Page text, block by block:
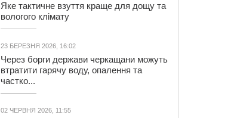
Яке тактичне взуття краще для дощу та
вологого клімату
23 БЕРЕЗНЯ 2026, 16:02
Через борги держави черкащани можуть
втратити гарячу воду, опалення та
частко...
02 ЧЕРВНЯ 2026, 11:55